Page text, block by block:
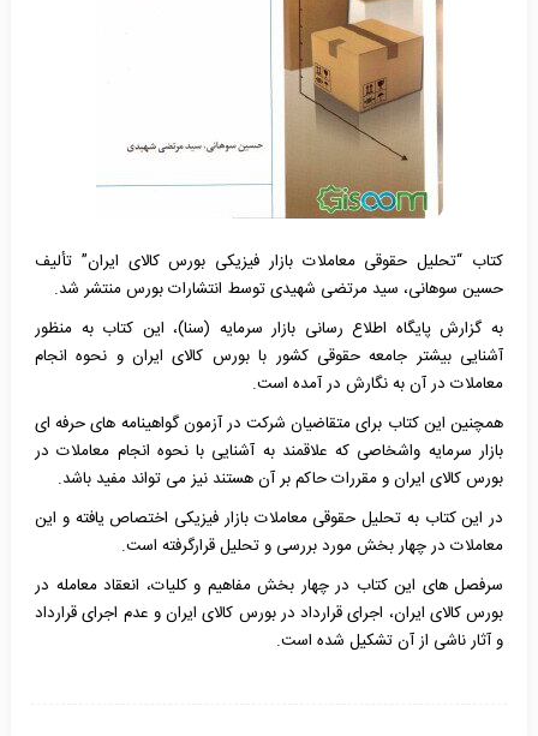
کتاب “تحلیل حقوقی معاملات بازار فیزیکی بورس کالای ایران” تألیف
حسین سوهانی، سید مرتضی شهیدی توسط انتشارات بورس منتشر شد.
به گزارش پایگاه اطلاع رسانی بازار سرمایه (سنا)، این کتاب به منظور
آشنایی بیشتر جامعه حقوقی کشور با بورس کالای ایران و نحوه انجام
معاملات در آن به نگارش در آمده است.
همچنین این کتاب برای متقاضیان شرکت در آزمون گواهینامه های حرفه ای
بازار سرمایه واشخاصی که علاقمند به آشنایی با نحوه انجام معاملات در
بورس کالای ایران و مقررات حاکم بر آن هستند نیز می تواند مفید باشد.
در این کتاب به تحلیل حقوقی معاملات بازار فیزیکی اختصاص یافته و این
معاملات در چهار بخش مورد بررسی و تحلیل قرارگرفته است.
سرفصل های این کتاب در چهار بخش مفاهیم و کلیات، انعقاد معامله در
بورس کالای ایران، اجرای قرارداد در بورس کالای ایران و عدم اجرای قرارداد
و آثار ناشی از آن تشکیل شده است.